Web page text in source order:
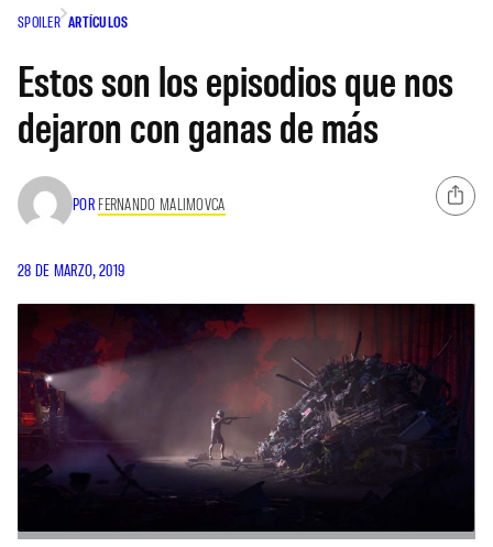
SPOILER ARTÍCULOS
Estos son los episodios que nos
dejaron con ganas de más
POR FERNANDO MALIMOVCA
28 DE MARZO, 2019